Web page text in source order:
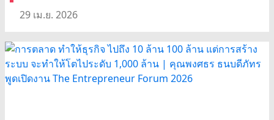
29 เม.ย. 2026